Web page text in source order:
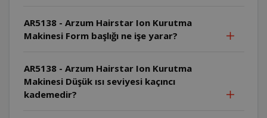
AR5138 - Arzum Hairstar Ion Kurutma
Makinesi Form başlığı ne işe yarar?
AR5138 - Arzum Hairstar Ion Kurutma
Makinesi Düşük ısı seviyesi kaçıncı
kademedir?